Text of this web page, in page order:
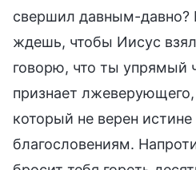
свершил давным-давно?
ждешь, чтобы Иисус
говорю, что ты упрямый
признает лжеверующего,
который не верен
благословениям.